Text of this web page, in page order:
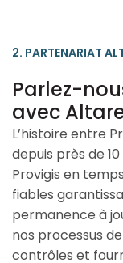
2. PARTENARIAT
Parlez-
avec
L’histoire entre
depuis près de
Provigis en
fiables
permanence à
nos processus
contrôles et